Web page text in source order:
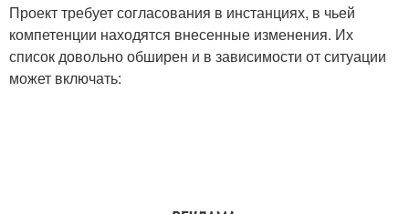
Проект требует согласования в инстанциях, в чьей
компетенции находятся внесенные изменения. Их
список довольно обширен и в зависимости от ситуации
может включать: